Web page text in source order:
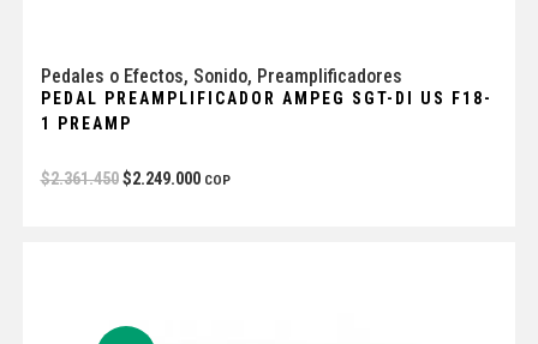
Pedales o Efectos, Sonido, Preamplificadores
PEDAL PREAMPLIFICADOR AMPEG SGT-DI US F18-
1 PREAMP
$2.361.450 $2.249.000 COP